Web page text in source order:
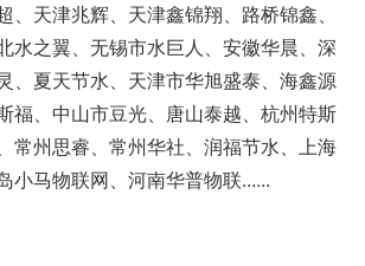
、天津兆辉、天津鑫锦翔、路桥锦鑫、
水之翼、无锡市水巨人、安徽华晨、深
、夏天节水、天津市华旭盛泰、海鑫源
福、中山市豆光、唐山泰越、杭州特斯
常州思睿、常州华社、润福节水、上海
小马物联网、河南华普物联......